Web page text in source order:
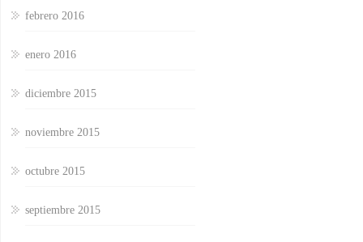
febrero 2016
enero 2016
diciembre 2015
noviembre 2015
octubre 2015
septiembre 2015